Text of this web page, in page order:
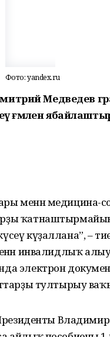
Фото: yandex.ru
Дмитрий
ғәмәлен
менән медицина-
күҙаллана”, –
менән инвалидлыҡ
электрон
тултырыу